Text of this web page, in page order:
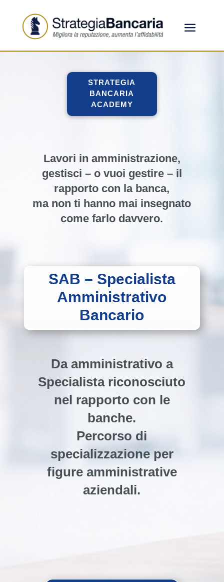
STRATEGIA
BANCARIA
ACADEMY
Lavori in amministrazione,
gestisci – o vuoi gestire – il
rapporto con la banca,
ma non ti hanno mai insegnato
come farlo davvero.
SAB – Specialista
Amministrativo
Bancario
Da amministrativo a
Specialista riconosciuto
nel rapporto con le
banche.
Percorso di
specializzazione per
figure amministrative
aziendali.